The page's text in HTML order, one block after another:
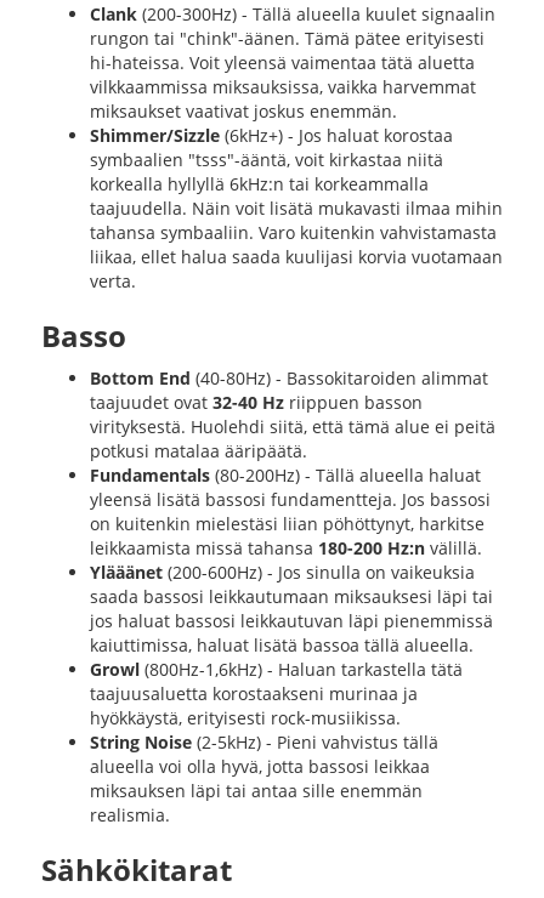
Clank(200-300Hz) - Tällä alueella kuulet signaalin
rungon tai "chink"-äänen. Tämä pätee erityisesti
hi-hateissa. Voit yleensä vaimentaa tätä aluetta
vilkkaammissa miksauksissa, vaikka harvemmat
miksaukset vaativat joskus enemmän.
Shimmer/Sizzle(6kHz+) - Jos haluat korostaa
symbaalien "tsss"-ääntä, voit kirkastaa niitä
korkealla hyllyllä 6kHz:n tai korkeammalla
taajuudella. Näin voit lisätä mukavasti ilmaa mihin
tahansa symbaaliin. Varo kuitenkin vahvistamasta
liikaa, ellet halua saada kuulijasi korvia vuotamaan
verta.
Basso
Bottom End (40-80Hz) - Bassokitaroiden alimmat
taajuudet ovat 32-40 Hzriippuen basson
virityksestä. Huolehdi siitä, että tämä alue ei peitä
potkusi matalaa ääripäätä.
Fundamentals(80-200Hz) - Tällä alueella haluat
yleensä lisätä bassosi fundamentteja. Jos bassosi
on kuitenkin mielestäsi liian pöhöttynyt, harkitse
leikkaamista missä tahansa 180-200 Hz:nvälillä.
Ylääänet(200-600Hz) - Jos sinulla on vaikeuksia
saada bassosi leikkautumaan miksauksesi läpi tai
jos haluat bassosi leikkautuvan läpi pienemmissä
kaiuttimissa, haluat lisätä bassoa tällä alueella.
Growl(800Hz-1,6kHz) - Haluan tarkastella tätä
taajuusaluetta korostaakseni murinaa ja
hyökkäystä, erityisesti rock-musiikissa.
String Noise(2-5kHz) - Pieni vahvistus tällä
alueella voi olla hyvä, jotta bassosi leikkaa
miksauksen läpi tai antaa sille enemmän
realismia.
Sähkökitarat